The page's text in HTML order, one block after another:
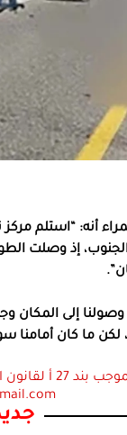
وصولنا إلى
لكن ما كان أمامنا